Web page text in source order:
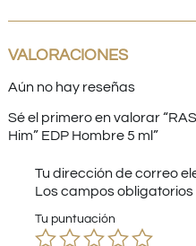
VALORACIONES
Aún no hay reseñas
Sé el primero en valorar
Him” EDP Hombre 5 ml”
Tu dirección de correo
Los campos
Tu puntuación